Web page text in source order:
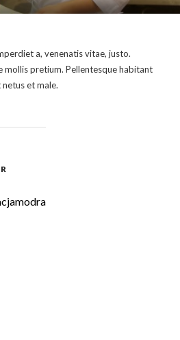
a, venenatis vitae, justo.
mollis pretium. Pellentesque habitant
et male.